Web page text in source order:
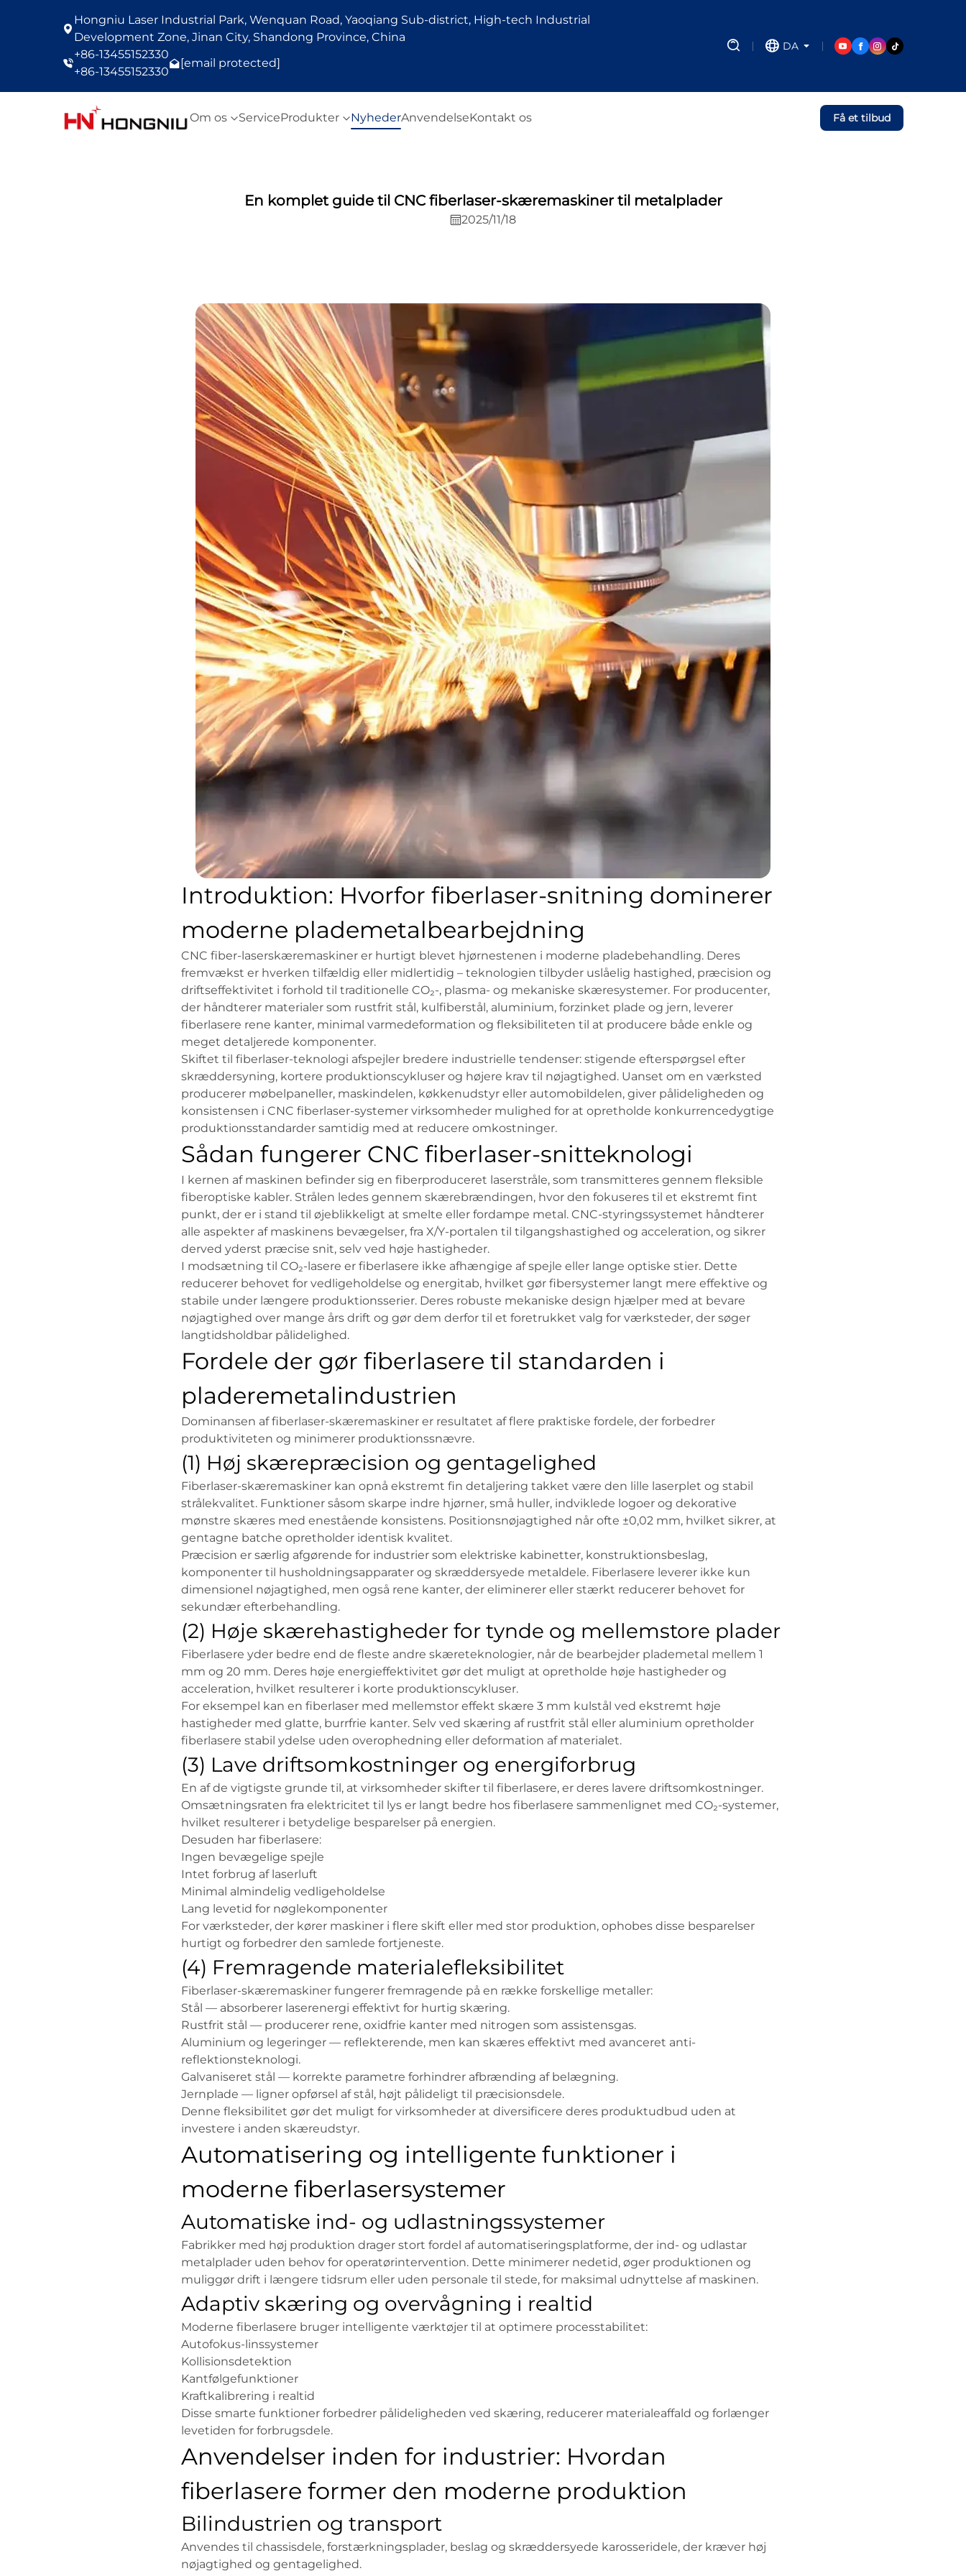
Hongniu Laser Industrial Park, Wenquan Road, Yaoqiang Sub-district, High-tech Industrial
Development Zone, Jinan City, Shandong Province, China
+86-13455152330
+86-13455152330
[email protected]
DA
Om os ServiceProdukter NyhederAnvendelseKontakt os Få et tilbud
En komplet guide til CNC fiberlaser-skæremaskiner til metalplader
2025/11/18
Introduktion: Hvorfor fiberlaser-snitning dominerer
moderne plademetalbearbejdning
CNC fiber-laserskæremaskiner er hurtigt blevet hjørnestenen i moderne pladebehandling. Deres
fremvækst er hverken tilfældig eller midlertidig – teknologien tilbyder uslåelig hastighed, præcision og
driftseffektivitet i forhold til traditionelle CO₂-, plasma- og mekaniske skæresystemer. For producenter,
der håndterer materialer som rustfrit stål, kulfiberstål, aluminium, forzinket plade og jern, leverer
fiberlasere rene kanter, minimal varmedeformation og fleksibiliteten til at producere både enkle og
meget detaljerede komponenter.
Skiftet til fiberlaser-teknologi afspejler bredere industrielle tendenser: stigende efterspørgsel efter
skræddersyning, kortere produktionscykluser og højere krav til nøjagtighed. Uanset om en værksted
producerer møbelpaneller, maskindelen, køkkenudstyr eller automobildelen, giver pålideligheden og
konsistensen i CNC fiberlaser-systemer virksomheder mulighed for at opretholde konkurrencedygtige
produktionsstandarder samtidig med at reducere omkostninger.
Sådan fungerer CNC fiberlaser-snitteknologi
I kernen af maskinen befinder sig en fiberproduceret laserstråle, som transmitteres gennem fleksible
fiberoptiske kabler. Strålen ledes gennem skærebrændingen, hvor den fokuseres til et ekstremt fint
punkt, der er i stand til øjeblikkeligt at smelte eller fordampe metal. CNC-styringssystemet håndterer
alle aspekter af maskinens bevægelser, fra X/Y-portalen til tilgangshastighed og acceleration, og sikrer
derved yderst præcise snit, selv ved høje hastigheder.
I modsætning til CO₂-lasere er fiberlasere ikke afhængige af spejle eller lange optiske stier. Dette
reducerer behovet for vedligeholdelse og energitab, hvilket gør fibersystemer langt mere effektive og
stabile under længere produktionsserier. Deres robuste mekaniske design hjælper med at bevare
nøjagtighed over mange års drift og gør dem derfor til et foretrukket valg for værksteder, der søger
langtidsholdbar pålidelighed.
Fordele der gør fiberlasere til standarden i
pladeremetalindustrien
Dominansen af fiberlaser-skæremaskiner er resultatet af flere praktiske fordele, der forbedrer
produktiviteten og minimerer produktionssnævre.
(1) Høj skærepræcision og gentagelighed
Fiberlaser-skæremaskiner kan opnå ekstremt fin detaljering takket være den lille laserplet og stabil
strålekvalitet. Funktioner såsom skarpe indre hjørner, små huller, indviklede logoer og dekorative
mønstre skæres med enestående konsistens. Positionsnøjagtighed når ofte ±0,02 mm, hvilket sikrer, at
gentagne batche opretholder identisk kvalitet.
Præcision er særlig afgørende for industrier som elektriske kabinetter, konstruktionsbeslag,
komponenter til husholdningsapparater og skræddersyede metaldele. Fiberlasere leverer ikke kun
dimensionel nøjagtighed, men også rene kanter, der eliminerer eller stærkt reducerer behovet for
sekundær efterbehandling.
(2) Høje skærehastigheder for tynde og mellemstore plader
Fiberlasere yder bedre end de fleste andre skæreteknologier, når de bearbejder plademetal mellem 1
mm og 20 mm. Deres høje energieffektivitet gør det muligt at opretholde høje hastigheder og
acceleration, hvilket resulterer i korte produktionscykluser.
For eksempel kan en fiberlaser med mellemstor effekt skære 3 mm kulstål ved ekstremt høje
hastigheder med glatte, burrfrie kanter. Selv ved skæring af rustfrit stål eller aluminium opretholder
fiberlasere stabil ydelse uden overophedning eller deformation af materialet.
(3) Lave driftsomkostninger og energiforbrug
En af de vigtigste grunde til, at virksomheder skifter til fiberlasere, er deres lavere driftsomkostninger.
Omsætningsraten fra elektricitet til lys er langt bedre hos fiberlasere sammenlignet med CO₂-systemer,
hvilket resulterer i betydelige besparelser på energien.
Desuden har fiberlasere:
Ingen bevægelige spejle
Intet forbrug af laserluft
Minimal almindelig vedligeholdelse
Lang levetid for nøglekomponenter
For værksteder, der kører maskiner i flere skift eller med stor produktion, ophobes disse besparelser
hurtigt og forbedrer den samlede fortjeneste.
(4) Fremragende materialefleksibilitet
Fiberlaser-skæremaskiner fungerer fremragende på en række forskellige metaller:
Stål — absorberer laserenergi effektivt for hurtig skæring.
Rustfrit stål — producerer rene, oxidfrie kanter med nitrogen som assistensgas.
Aluminium og legeringer — reflekterende, men kan skæres effektivt med avanceret anti-
reflektionsteknologi.
Galvaniseret stål — korrekte parametre forhindrer afbrænding af belægning.
Jernplade — ligner opførsel af stål, højt pålideligt til præcisionsdele.
Denne fleksibilitet gør det muligt for virksomheder at diversificere deres produktudbud uden at
investere i anden skæreudstyr.
Automatisering og intelligente funktioner i
moderne fiberlasersystemer
Automatiske ind- og udlastningssystemer
Fabrikker med høj produktion drager stort fordel af automatiseringsplatforme, der ind- og udlastar
metalplader uden behov for operatørintervention. Dette minimerer nedetid, øger produktionen og
muliggør drift i længere tidsrum eller uden personale til stede, for maksimal udnyttelse af maskinen.
Adaptiv skæring og overvågning i realtid
Moderne fiberlasere bruger intelligente værktøjer til at optimere processtabilitet:
Autofokus-linssystemer
Kollisionsdetektion
Kantfølgefunktioner
Kraftkalibrering i realtid
Disse smarte funktioner forbedrer pålideligheden ved skæring, reducerer materialeaffald og forlænger
levetiden for forbrugsdele.
Anvendelser inden for industrier: Hvordan
fiberlasere former den moderne produktion
Bilindustrien og transport
Anvendes til chassisdele, forstærkningsplader, beslag og skræddersyede karosseridele, der kræver høj
nøjagtighed og gentagelighed.